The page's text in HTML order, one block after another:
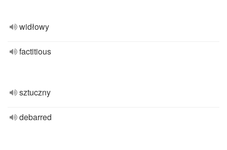
widłowy
factitious
sztuczny
debarred